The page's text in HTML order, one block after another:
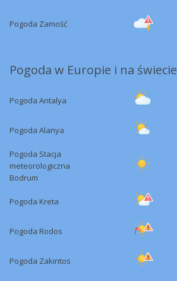
Pogoda Zamość
Pogoda w Europie i na świecie
Pogoda Antalya
Pogoda Alanya
Pogoda Stacja
meteorologiczna
Bodrum
Pogoda Kreta
Pogoda Rodos
Pogoda Zakintos